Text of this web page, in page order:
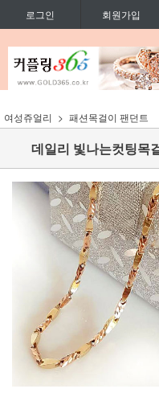
로그인 회원가입
여성쥬얼리 패션목걸이 팬던트
데일리 빛나는컷팅목